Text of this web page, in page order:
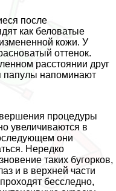
после
как беловатые
кожи. У
оттенок.
расстоянии друг
папулы напоминают
процедуры
увеличиваются в
они
Нередко
таких бугорков,
и в верхней части
бесследно,